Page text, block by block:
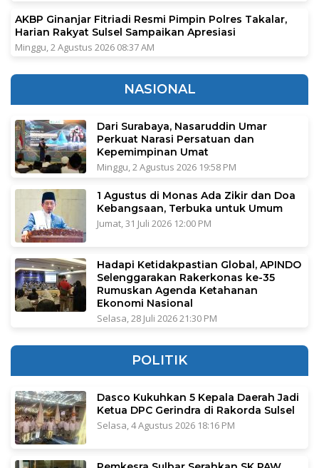
AKBP Ginanjar Fitriadi Resmi Pimpin Polres Takalar,
Harian Rakyat Sulsel Sampaikan Apresiasi
Minggu, 2 Agustus 2026 08:37 AM
NASIONAL
Dari Surabaya, Nasaruddin Umar
Perkuat Narasi Persatuan dan
Kepemimpinan Umat
Minggu, 2 Agustus 2026 19:58 PM
1 Agustus di Monas Ada Zikir dan Doa
Kebangsaan, Terbuka untuk Umum
Jumat, 31 Juli 2026 12:00 PM
Hadapi Ketidakpastian Global, APINDO
Selenggarakan Rakerkonas ke-35
Rumuskan Agenda Ketahanan
Ekonomi Nasional
Selasa, 28 Juli 2026 21:30 PM
POLITIK
Dasco Kukuhkan 5 Kepala Daerah Jadi
Ketua DPC Gerindra di Rakorda Sulsel
Selasa, 4 Agustus 2026 18:16 PM